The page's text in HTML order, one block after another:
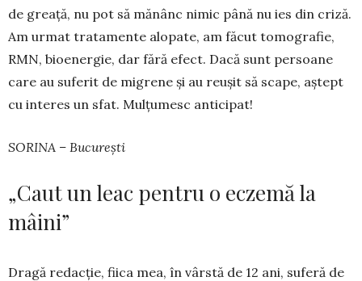
de greață, nu pot să mănânc nimic până nu ies din criză.
Am urmat tratamente alopate, am făcut to­mografie,
RMN, bioenergie, dar fără efect. Dacă sunt persoane
care au suferit de migrene și au reușit să scape, aștept
cu interes un sfat. Mulțumesc anticipat!
SORINA – București
„Caut un leac pentru o eczemă la
mâini”
Dragă redacție, fiica mea, în vârstă de 12 ani, suferă de